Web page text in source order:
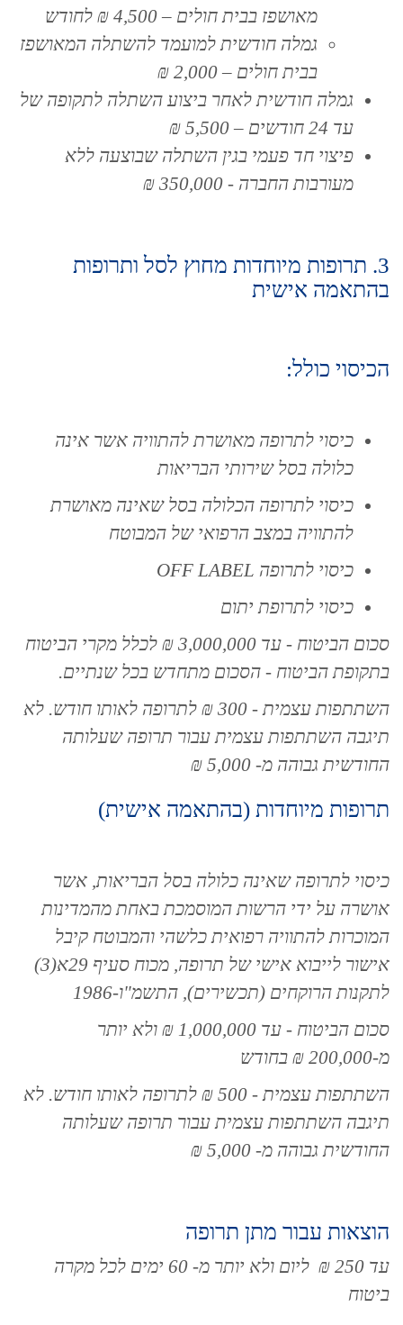
מאושפז בבית חולים – 4,500 ₪ לחודש
גמלה חודשית למועמד להשתלה המאושפז
בבית חולים – 2,000 ₪
גמלה חודשית לאחר ביצוע השתלה לתקופה של
עד 24 חודשים – 5,500 ₪
פיצוי חד פעמי בגין השתלה שבוצעה ללא
מעורבות החברה - 350,000 ₪
3. תרופות מיוחדות מחוץ לסל ותרופות
בהתאמה אישית
הכיסוי כולל:
כיסוי לתרופה מאושרת להתוויה אשר אינה
כלולה בסל שירותי הבריאות
כיסוי לתרופה הכלולה בסל שאינה מאושרת
להתוויה במצב הרפואי של המבוטח
כיסוי לתרופה OFF LABEL
כיסוי לתרופת יתום
סכום הביטוח - עד 3,000,000 ₪ לכלל מקרי הביטוח
בתקופת הביטוח - הסכום מתחדש בכל שנתיים.
השתתפות עצמית - 300 ₪ לתרופה לאותו חודש. לא
תיגבה השתתפות עצמית עבור תרופה שעלותה
החודשית גבוהה מ- 5,000 ₪
תרופות מיוחדות (בהתאמה אישית)
כיסוי לתרופה שאינה כלולה בסל הבריאות, אשר
אושרה על ידי הרשות המוסמכת באחת מהמדינות
המוכרות להתוויה רפואית כלשהי והמבוטח קיבל
אישור לייבוא אישי של תרופה, מכוח סעיף 29א(3)
לתקנות הרוקחים (תכשירים), התשמ"ו-1986
סכום הביטוח - עד 1,000,000 ₪ ולא יותר
מ-200,000 ₪ בחודש
השתתפות עצמית - 500 ₪ לתרופה לאותו חודש. לא
תיגבה השתתפות עצמית עבור תרופה שעלותה
החודשית גבוהה מ- 5,000 ₪
הוצאות עבור מתן תרופה
עד 250 ₪ ליום ולא יותר מ- 60 ימים לכל מקרה
ביטוח